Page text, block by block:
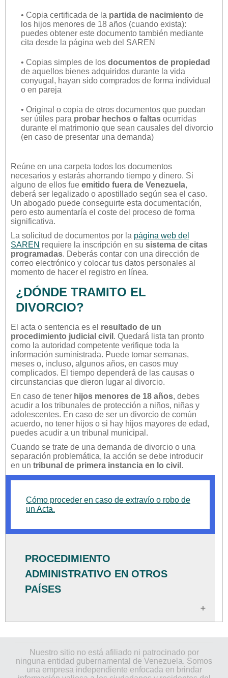
• Copia certificada de la partida de nacimiento de
los hijos menores de 18 años (cuando exista):
puedes obtener este documento también mediante
cita desde la página web del SAREN
• Copias simples de los documentos de propiedad
de aquellos bienes adquiridos durante la vida
conyugal, hayan sido comprados de forma individual
o en pareja
• Original o copia de otros documentos que puedan
ser útiles para probar hechos o faltas ocurridas
durante el matrimonio que sean causales del divorcio
(en caso de presentar una demanda)
Reúne en una carpeta todos los documentos
necesarios y estarás ahorrando tiempo y dinero. Si
alguno de ellos fue emitido fuera de Venezuela,
deberá ser legalizado o apostillado según sea el caso.
Un abogado puede conseguirte esta documentación,
pero esto aumentaría el coste del proceso de forma
significativa.
La solicitud de documentos por la página web del
SAREN requiere la inscripción en su sistema de citas
programadas. Deberás contar con una dirección de
correo electrónico y colocar tus datos personales al
momento de hacer el registro en línea.
¿DÓNDE TRAMITO EL
DIVORCIO?
El acta o sentencia es el resultado de un
procedimiento judicial civil . Quedará lista tan pronto
como la autoridad competente verifique toda la
información suministrada. Puede tomar semanas,
meses o, incluso, algunos años, en casos muy
complicados. El tiempo dependerá de las causas o
circunstancias que dieron lugar al divorcio.
En caso de tener hijos menores de 18 años, debes
acudir a los tribunales de protección a niños, niñas y
adolescentes. En caso de ser un divorcio de común
acuerdo, no tener hijos o si hay hijos mayores de edad,
puedes acudir a un tribunal municipal.
Cuando se trate de una demanda de divorcio o una
separación problemática, la acción se debe introducir
en un tribunal de primera instancia en lo civil .
Cómo proceder en caso de extravío o robo de
un Acta.
PROCEDIMIENTO
ADMINISTRATIVO EN OTROS
PAÍSES
EE.UU. (en español)
Nuestro sitio no está afiliado ni patrocinado por
ninguna entidad gubernamental de Venezuela. Somos
una empresa independiente enfocada en brindar